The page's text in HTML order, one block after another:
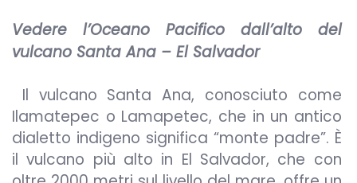
Vedere l’Oceano Pacifico dall’alto del
vulcano Santa Ana – El Salvador
Il vulcano Santa Ana, conosciuto come
Ilamatepec o Lamapetec, che in un antico
dialetto indigeno significa “monte padre”. È
il vulcano più alto in El Salvador, che con